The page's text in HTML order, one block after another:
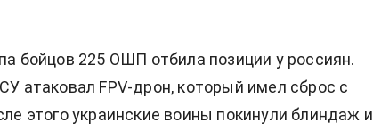
бойцов 225 ОШП отбила позиции у россиян.
атаковал FPV-дрон, который имел сброс с
этого украинские воины покинули блиндаж и